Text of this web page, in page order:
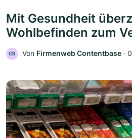
Mit Gesundheit
Wohlbefinden zum
CB Von Firmenweb Contentbase ‧